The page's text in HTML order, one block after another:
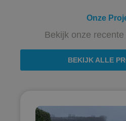
Onze
Bekijk onze
BEKIJK ALLE